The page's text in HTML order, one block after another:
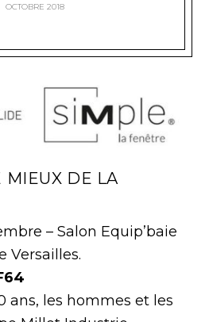
OCTOBRE 2018
MIEUX DE LA
– Salon Equip’baie
Versailles.
ans, les hommes et les